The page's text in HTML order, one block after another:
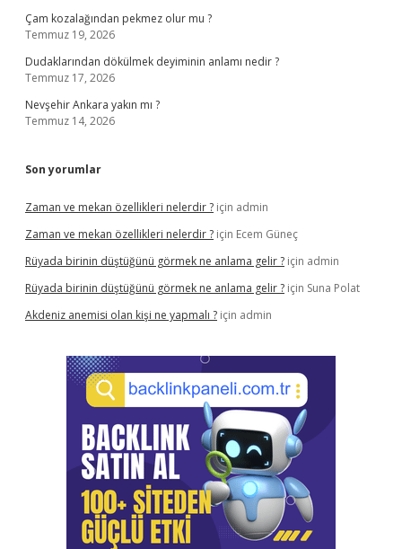
Çam kozalağından pekmez olur mu ?
Temmuz 19, 2026
Dudaklarından dökülmek deyiminin anlamı nedir ?
Temmuz 17, 2026
Nevşehir Ankara yakın mı ?
Temmuz 14, 2026
Son yorumlar
Zaman ve mekan özellikleri nelerdir ? için admin
Zaman ve mekan özellikleri nelerdir ? için Ecem Güneç
Rüyada birinin düştüğünü görmek ne anlama gelir ? için admin
Rüyada birinin düştüğünü görmek ne anlama gelir ? için Suna Polat
Akdeniz anemisi olan kişi ne yapmalı ? için admin